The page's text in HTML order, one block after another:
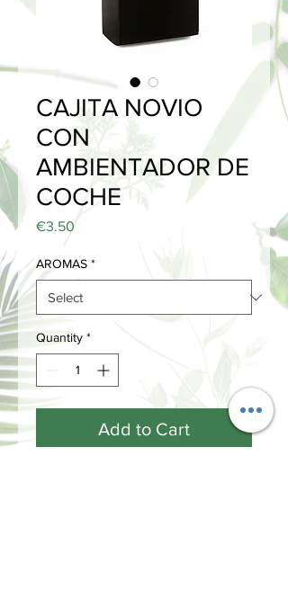
CAJITA NOVIO
CON
AMBIENTADOR DE
COCHE
€3.50
AROMAS *
Quantity *
Add to Cart